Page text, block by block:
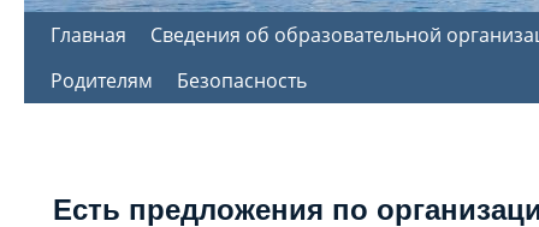
Перейти
Главная
Сведения об образовательной
Родителям
Безопасность
Есть предложения по